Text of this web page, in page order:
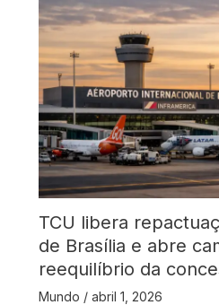
TCU libera
de Brasília e abre
reequilíbrio da
Mundo / abril 1, 2026